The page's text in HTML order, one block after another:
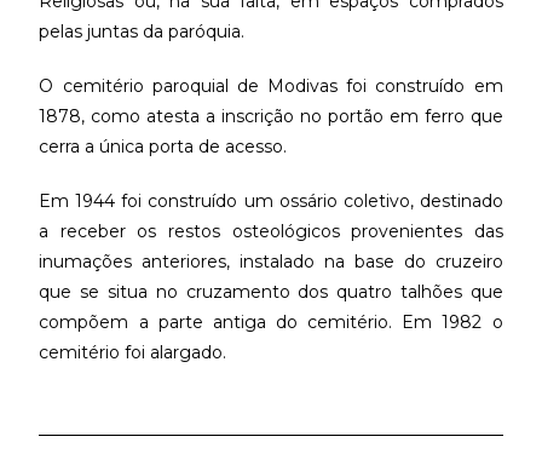
pelas juntas da paróquia.
O cemitério paroquial de Modivas foi construído em
1878, como atesta a inscrição no portão em ferro que
cerra a única porta de acesso.
Em 1944 foi construído um ossário coletivo, destinado
a receber os restos osteológicos provenientes das
inumações anteriores, instalado na base do cruzeiro
que se situa no cruzamento dos quatro talhões que
compõem a parte antiga do cemitério. Em 1982 o
cemitério foi alargado.